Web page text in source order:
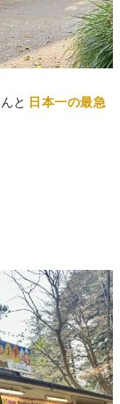
と
日本一の最急